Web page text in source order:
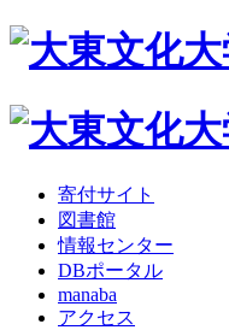
寄付サイト
図書館
情報センター
DBポータル
manaba
アクセス